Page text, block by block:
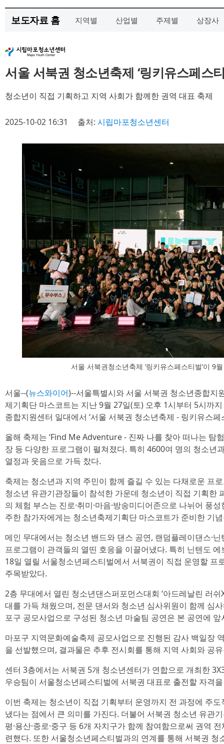
보도자료 홈 지역별 산업별 주제별 상장사
서울 서북권 청소년축제 ‘링키유스페스
청소년이 직접 기획하고 지역 사회가 함께한 권역 대표 축제
2025-10-02 16:31 출처: 시립마포청소년센터
서울 서북권청소년축제 ‘링키유스페스티벌’이 9
서울--(뉴스와이어)--서울특별시와 서울 서북권 청소년종합지
제기획단 마스코트는 지난 9월 27일(토) 오후 1시부터 5시까
종합지원센터 일대에서 ‘서울 서북권 청소년축제 - 링키유스
올해 축제는 ‘Find Me Adventure - 진짜 나를 찾아 떠나는 탐험
장 등 다양한 프로그램이 펼쳐졌다. 특히 4600여 명의 청소년
열정과 웃음으로 가득 찼다.
축제는 청소년과 지역 주민이 함께 즐길 수 있는 다채로운 프
청소년 유관기관장들이 참석한 가운데 청소년이 직접 기획한
의 체험 부스는 진로·취미·마음·방송미디어존으로 나뉘어 풍
주한 참가자에게는 청소년축제기획단 마스코트가 준비한 기
메인 무대에서는 청소년 밴드와 댄스 공연, 랜덤플레이댄스·
프로그램이 관객들의 열띤 호응을 이끌어냈다. 특히 닌텐도
18일 열릴 서울청소년페스티벌에서 서북권이 직접 운영할 프
주목받았다.
2층 무대에서 열린 청소년댄스퍼포먼스대회 ‘아드레날린 러쉬
대를 가득 채웠으며, 전문 댄서와 청소년 심사위원이 함께 심
포구 공모사업으로 구성된 청소년 마술팀 공연은 본 공연에
마포구 지역문화예술축제 공모사업으로 진행된 감사 백일장
을 선발했으며, 결과물은 추후 전시회를 통해 지역 사회와 공
센터 3층에서는 서북권 5개 청소년센터가 연합으로 개최한
우승팀이 서울청소년페스티벌에 서북권 대표로 출전할 자격
이번 축제는 청소년이 직접 기획부터 운영까지 전 과정에 주
냈다는 점에서 큰 의미를 가진다. 더불어 서북권 청소년 유관
평·용산·종로·중구 등 6개 자치구가 함께 참여함으로써 권역
련했다. 또한 서울청소년페스티벌과의 연계를 통해 서북권